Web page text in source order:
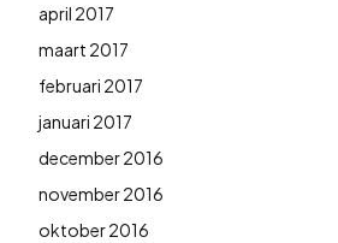
april 2017
maart 2017
februari 2017
januari 2017
december 2016
november 2016
oktober 2016